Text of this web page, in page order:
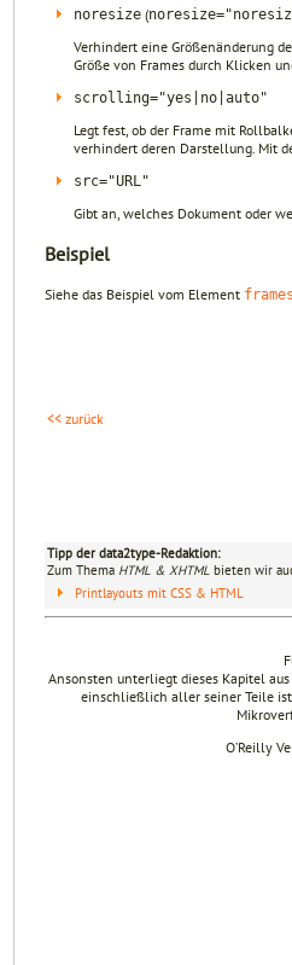
noresize (
Verhindert eine Größenänderung
Größe von Frames durch Klicken
scrolling="yes|no|auto"
Legt fest, ob der Frame mit
verhindert deren Darstellung. Mit
src="URL"
Gibt an, welches Dokument oder
Beispiel
Siehe das Beispiel vom Element
<< zurück
Tipp der data2type-Redaktion:
Zum Thema HTML & XHTML bieten wir
Printlayouts mit CSS & HTML
Ansonsten unterliegt dieses Kapitel
einschließlich aller seiner Teile
O’Reilly